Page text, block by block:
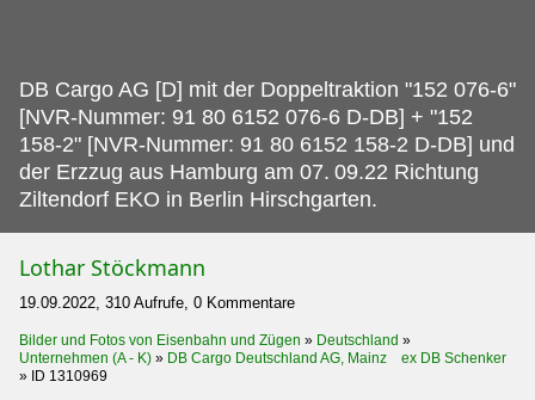
DB Cargo AG [D] mit der Doppeltraktion "152 076-6"
[NVR-Nummer: 91 80 6152 076-6 D-DB] + "152
158-2" [NVR-Nummer: 91 80 6152 158-2 D-DB] und
der Erzzug aus Hamburg am 07. 09.22 Richtung
Ziltendorf EKO in Berlin Hirschgarten.
Lothar Stöckmann
19.09.2022, 310 Aufrufe, 0 Kommentare
Bilder und Fotos von Eisenbahn und Zügen » Deutschland »
Unternehmen (A - K) » DB Cargo Deutschland AG, Mainz ex DB Schenker
» ID 1310969